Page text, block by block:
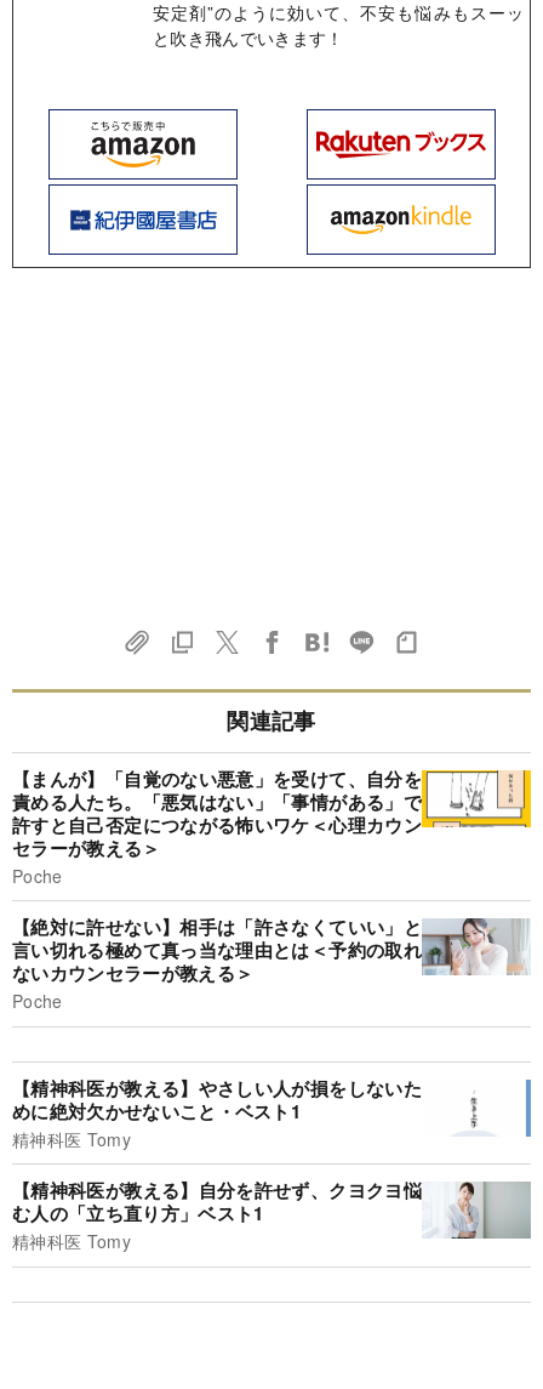
安定剤”のように効いて、不安も悩みもスーッ
と吹き飛んでいきます！
関連記事
【まんが】「自覚のない悪意」を受けて、自分を
責める人たち。「悪気はない」「事情がある」で
許すと自己否定につながる怖いワケ＜心理カウン
セラーが教える＞
Poche
【絶対に許せない】相手は「許さなくていい」と
言い切れる極めて真っ当な理由とは＜予約の取れ
ないカウンセラーが教える＞
Poche
【精神科医が教える】やさしい人が損をしないた
めに絶対欠かせないこと・ベスト1
精神科医 Tomy
【精神科医が教える】自分を許せず、クヨクヨ悩
む人の「立ち直り方」ベスト1
精神科医 Tomy